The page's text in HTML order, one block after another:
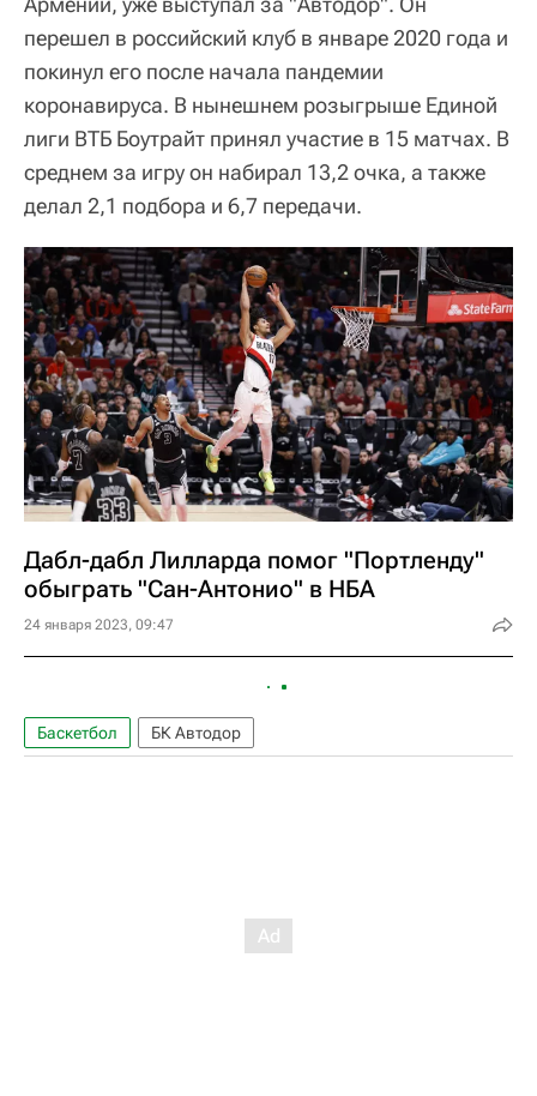
перешел в российский клуб в январе 2020 года и
покинул его после начала пандемии
коронавируса. В нынешнем розыгрыше Единой
лиги ВТБ Боутрайт принял участие в 15 матчах. В
среднем за игру он набирал 13,2 очка, а также
делал 2,1 подбора и 6,7 передачи.
Дабл-дабл Лилларда помог "Портленду"
обыграть "Сан-Антонио" в НБА
24 января 2023, 09:47
Баскетбол БК Автодор